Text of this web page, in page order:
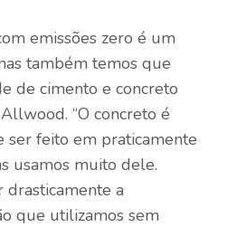
emissões zero é um
também temos que
de cimento e concreto
“O concreto é
ser feito em praticamente
usamos muito dele.
drasticamente a
que utilizamos sem